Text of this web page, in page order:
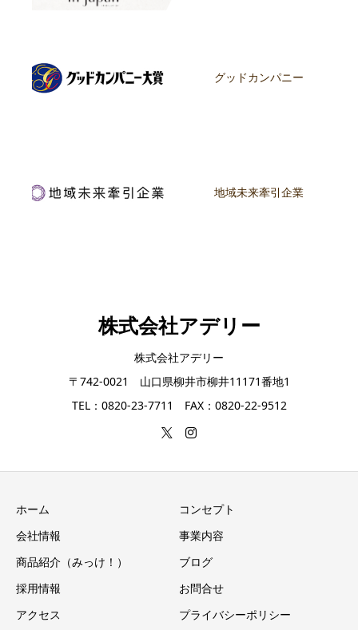
グッドカンパニー
地域未来牽引企業
株式会社アデリー
株式会社アデリー
〒742-0021 山口県柳井市柳井11171番地1
TEL：0820-23-7711 FAX：0820-22-9512
ホーム
コンセプト
会社情報
事業内容
商品紹介（みっけ！）
ブログ
採用情報
お問合せ
アクセス
プライバシーポリシー